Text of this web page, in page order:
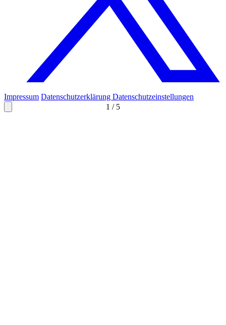
1 / 5
Impressum Datenschutzerklärung Datenschutzeinstellungen